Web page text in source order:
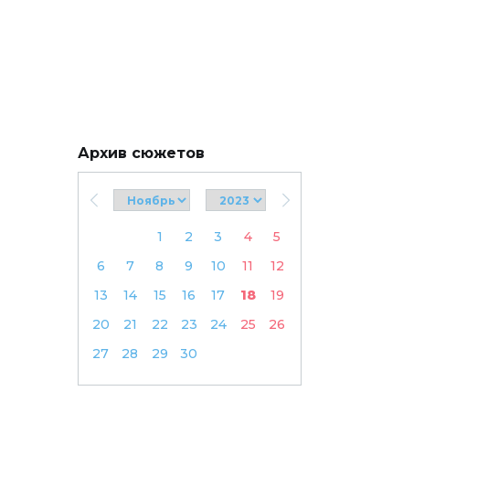
Архив сюжетов
1 2 3 4
5
6
7 8 9 10 11
12
13
14 15 16 17 18
19
20
21 22 23 24 25
26
27
28 29 30